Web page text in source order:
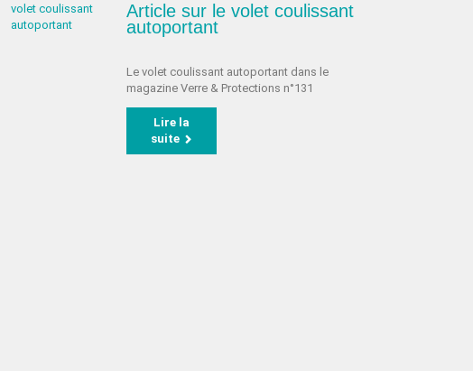
Article sur le volet coulissant
autoportant
Le volet coulissant autoportant dans le
magazine Verre & Protections n°131
Lire la
suite